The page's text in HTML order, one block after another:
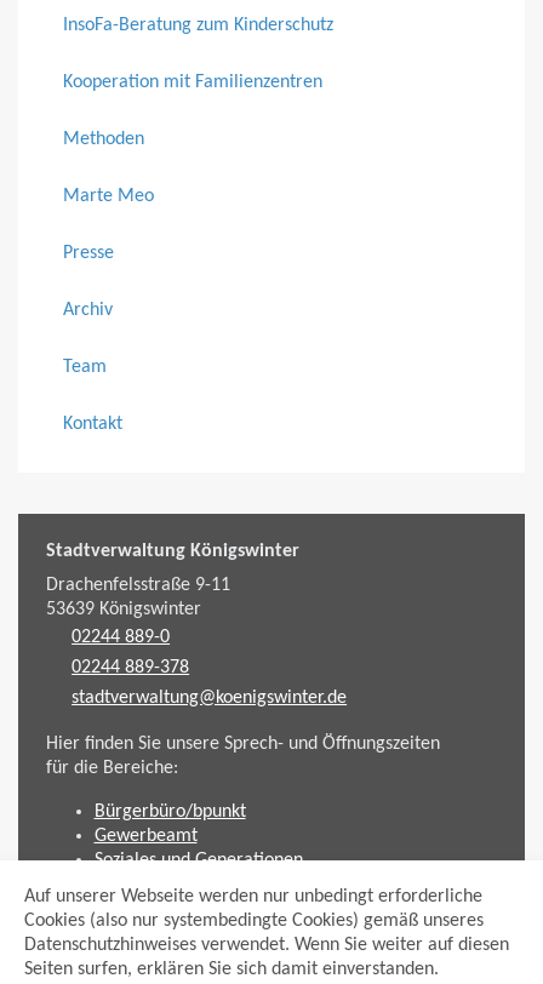
Auf unserer Webseite werden nur unbedingt erforderliche
Cookies (also nur systembedingte Cookies) gemäß unseres
Datenschutzhinweises verwendet. Wenn Sie weiter auf diesen
Seiten surfen, erklären Sie sich damit einverstanden.
InsoFa-Beratung zum Kinderschutz
Kooperation mit Familienzentren
Methoden
Marte Meo
Presse
Archiv
Team
Kontakt
Stadtverwaltung Königswinter
Drachenfelsstraße 9-11
53639Königswinter
02244 889-0
02244 889-378
stadtverwaltung@koenigswinter.de
Hier finden Sie unsere Sprech- und Öffnungszeiten
für die Bereiche:
Bürgerbüro/bpunkt
Gewerbeamt
Soziales und Generationen
Standesamt
Friedhofsverwaltung
Planen und Bauen (Bauamt)
Impressum